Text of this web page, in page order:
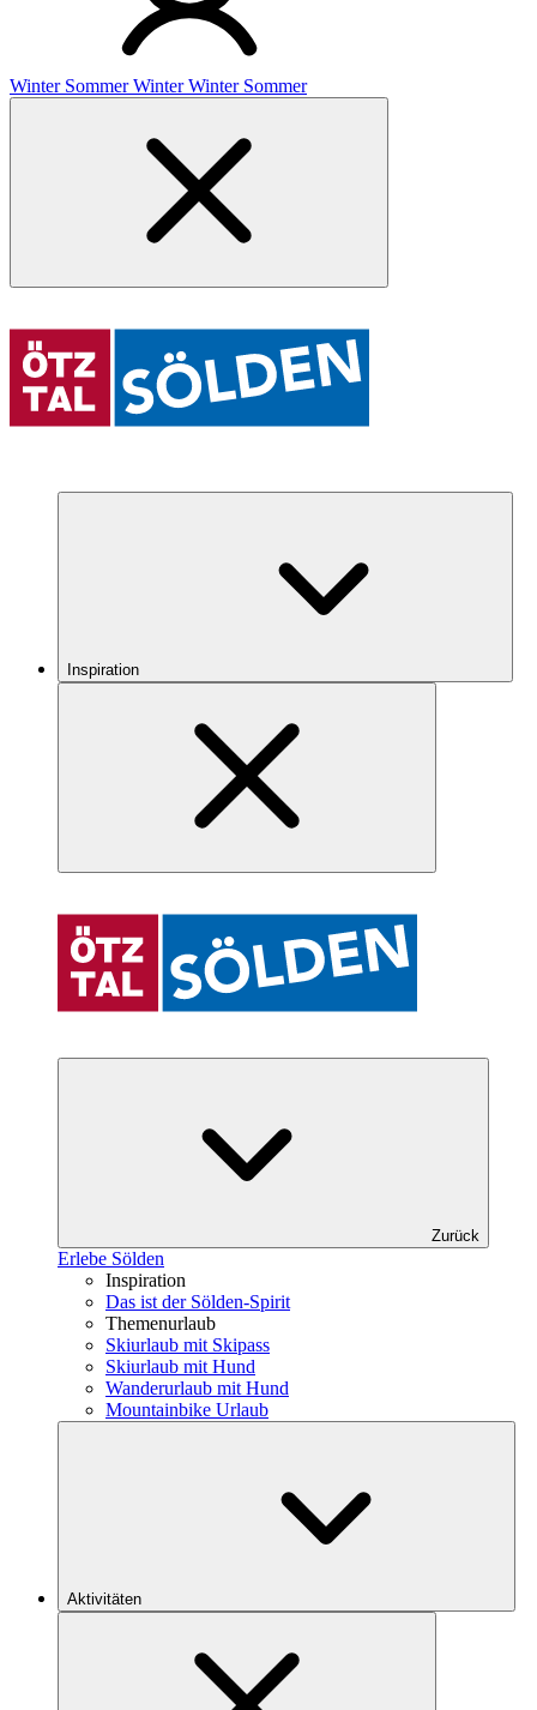
Winter Sommer Winter Winter Sommer
Inspiration
Zurück
Erlebe Sölden
Inspiration
Das ist der Sölden-Spirit
Themenurlaub
Skiurlaub mit Skipass
Skiurlaub mit Hund
Wanderurlaub mit Hund
Mountainbike Urlaub
Aktivitäten